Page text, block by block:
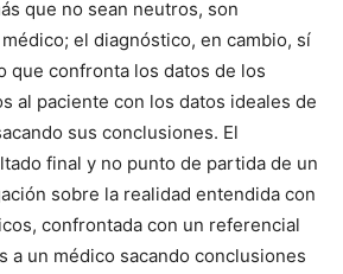
que no sean neutros, son
el diagnóstico, en cambio, sí
que confronta los datos de los
al paciente con los datos ideales de
sus conclusiones. El
final y no punto de partida de un
sobre la realidad entendida con
confrontada con un referencial
a un médico sacando conclusiones